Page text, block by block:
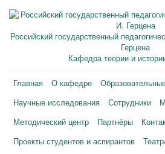
Российский государственный
Герцена
Кафедра теории и
Главная О кафедре
Научные исследования
Сотрудники
Методический центр
Партнёры
Проекты студентов и аспирантов